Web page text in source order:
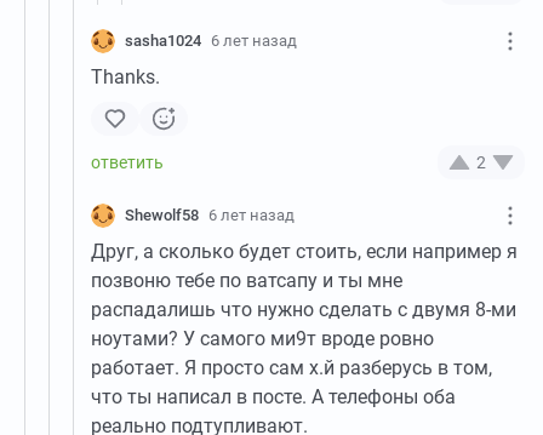
sasha1024 6 лет назад
Thanks.
2
Shewolf58 6 лет назад
Друг, а сколько будет стоить, если например я
позвоню тебе по ватсапу и ты мне
распадалишь что нужно сделать с двумя 8-ми
ноутами? У самого ми9т вроде ровно
работает. Я просто сам х.й разберусь в том,
что ты написал в посте. А телефоны оба
реально подтупливают.